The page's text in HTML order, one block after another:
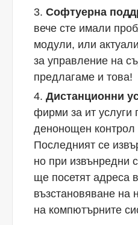
Софтуерна
вече сте имали
модули, или
за управление на
предлагаме и това!
Дистанционни
фирми за ит услуги
денонощен контрол
Последният се
но при извънредни
ще посетят адреса
възстановяване на
на компютърните